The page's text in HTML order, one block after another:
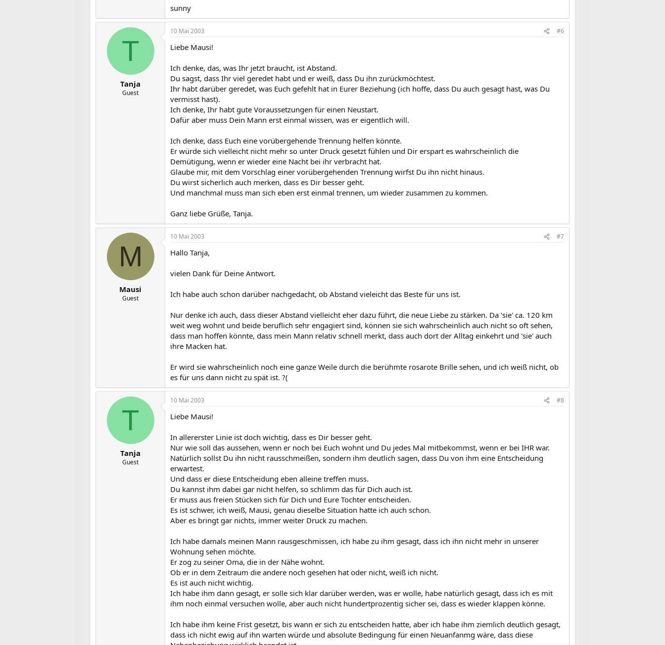
sunny
T
Tanja
Guest
10 Mai 2003 #6
Liebe Mausi!
Ich denke, das, was Ihr jetzt braucht, ist Abstand.
Du sagst, dass Ihr viel geredet habt und er weiß, dass Du ihn zurückmöchtest.
Ihr habt darüber geredet, was Euch gefehlt hat in Eurer Beziehung (ich hoffe, dass Du auch gesagt hast, was Du
vermisst hast).
Ich denke, Ihr habt gute Voraussetzungen für einen Neustart.
Dafür aber muss Dein Mann erst einmal wissen, was er eigentlich will.
Ich denke, dass Euch eine vorübergehende Trennung helfen könnte.
Er würde sich vielleicht nicht mehr so unter Druck gesetzt fühlen und Dir erspart es wahrscheinlich die
Demütigung, wenn er wieder eine Nacht bei ihr verbracht hat.
Glaube mir, mit dem Vorschlag einer vorübergehenden Trennung wirfst Du ihn nicht hinaus.
Du wirst sicherlich auch merken, dass es Dir besser geht.
Und manchmal muss man sich eben erst einmal trennen, um wieder zusammen zu kommen.
Ganz liebe Grüße, Tanja.
M
Mausi
Guest
10 Mai 2003 #7
Hallo Tanja,
vielen Dank für Deine Antwort.
Ich habe auch schon darüber nachgedacht, ob Abstand vieleicht das Beste für uns ist.
Nur denke ich auch, dass dieser Abstand vielleicht eher dazu führt, die neue Liebe zu stärken. Da 'sie' ca. 120 km
weit weg wohnt und beide beruflich sehr engagiert sind, können sie sich wahrscheinlich auch nicht so oft sehen,
dass man hoffen könnte, dass mein Mann relativ schnell merkt, dass auch dort der Alltag einkehrt und 'sie' auch
ihre Macken hat.
Er wird sie wahrscheinlich noch eine ganze Weile durch die berühmte rosarote Brille sehen, und ich weiß nicht, ob
es für uns dann nicht zu spät ist. ?(
T
Tanja
Guest
10 Mai 2003 #8
Liebe Mausi!
In allererster Linie ist doch wichtig, dass es Dir besser geht.
Nur wie soll das aussehen, wenn er noch bei Euch wohnt und Du jedes Mal mitbekommst, wenn er bei IHR war.
Natürlich sollst Du ihn nicht rausschmeißen, sondern ihm deutlich sagen, dass Du von ihm eine Entscheidung
erwartest.
Und dass er diese Entscheidung eben alleine treffen muss.
Du kannst ihm dabei gar nicht helfen, so schlimm das für Dich auch ist.
Er muss aus freien Stücken sich für Dich und Eure Tochter entscheiden.
Es ist schwer, ich weiß, Mausi, genau dieselbe Situation hatte ich auch schon.
Aber es bringt gar nichts, immer weiter Druck zu machen.
Ich habe damals meinen Mann rausgeschmissen, ich habe zu ihm gesagt, dass ich ihn nicht mehr in unserer
Wohnung sehen möchte.
Er zog zu seiner Oma, die in der Nähe wohnt.
Ob er in dem Zeitraum die andere noch gesehen hat oder nicht, weiß ich nicht.
Es ist auch nicht wichtig.
Ich habe ihm dann gesagt, er solle sich klar darüber werden, was er wolle, habe natürlich gesagt, dass ich es mit
ihm noch einmal versuchen wolle, aber auch nicht hundertprozentig sicher sei, dass es wieder klappen könne.
Ich habe ihm keine Frist gesetzt, bis wann er sich zu entscheiden hatte, aber ich habe ihm ziemlich deutlich gesagt,
dass ich nicht ewig auf ihn warten würde und absolute Bedingung für einen Neuanfanmg wäre, dass diese